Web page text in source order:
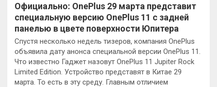
Официально: OnePlus 29 марта представит
специальную версию OnePlus 11 с задней
панелью в цвете поверхности Юпитера
Спустя несколько недель тизеров, компания OnePlus
объявила дату анонса специальной версии OnePlus 11.
Что известно Гаджет назовут OnePlus 11 Jupiter Rock
Limited Edition. Устройство представят в Китае 29
марта. То есть в эту среду. Главным отличием